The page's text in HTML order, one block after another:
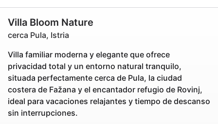
Villa Bloom Nature
cerca Pula, Istria
Villa familiar moderna y elegante que ofrece
privacidad total y un entorno natural tranquilo,
situada perfectamente cerca de Pula, la ciudad
costera de Fažana y el encantador refugio de Rovinj,
ideal para vacaciones relajantes y tiempo de descanso
sin interrupciones.